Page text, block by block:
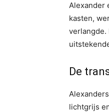
Alexander
kasten,
verlangde.
De
lichtgrijs